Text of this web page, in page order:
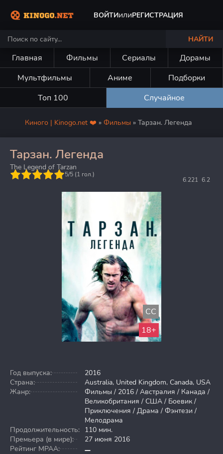
ВОЙТИилиРЕГИСТРАЦИЯ
НАЙТИ
Главная Фильмы Сериалы
Дорамы
Мультфильмы
Аниме
Подборки
Топ 100
Случайное
Киного | Kinogo.net ❤️ » Фильмы » Тарзан. Легенда
Тарзан. Легенда
The Legend of Tarzan
6.221 6.2
5/5 (1 гол.)
CC
18+
Год выпуска:
2016
Страна:
Australia, United Kingdom, Canada, USA
Жанр:
Фильмы / 2016 / Австралия / Канада /
Великобритания / США / Боевик /
Приключения / Драма / Фэнтези /
Мелодрама
Продолжительность: 110 мин.
Премьера (в мире):
27 июня 2016
Рейтинг MPAA: